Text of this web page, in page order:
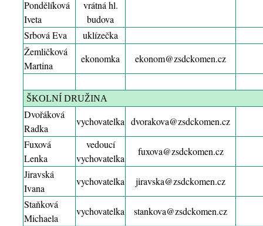
Pondělíková
Iveta
vrátná hl.
budova
Srbová Eva
uklízečka
Žemličková
Martina
ekonomka ekonom@zsdckomen.cz
ŠKOLNÍ DRUŽINA
Dvořáková
Radka
vychovatelka dvorakova@zsdckomen.cz
Fuxová
Lenka
vedoucí
vychovatelka
fuxova@zsdckomen.cz
Jiravská
Ivana
vychovatelka jiravska@zsdckomen.cz
Staňková
Michaela
vychovatelka stankova@zsdckomen.cz